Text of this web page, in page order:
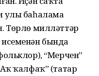
улы баһалама
Төрлө милләттәр
бында
“Мерчен”
ҡалфаҡ” (татар